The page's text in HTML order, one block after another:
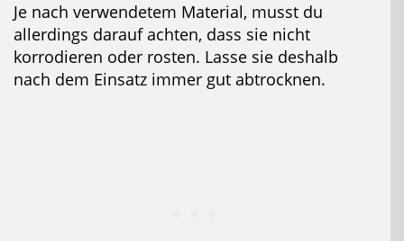
Je nach verwendetem Material, musst du
allerdings darauf achten, dass sie nicht
korrodieren oder rosten. Lasse sie deshalb
nach dem Einsatz immer gut abtrocknen.